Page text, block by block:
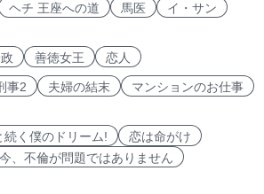
ヘチ 王座への道 馬医
イ・サン
善徳女王 恋人
事2 夫婦の結末
マンションのお仕事
続く僕のドリーム!
恋は命がけ
今、不倫が問題ではありません